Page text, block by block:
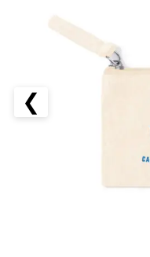
❮